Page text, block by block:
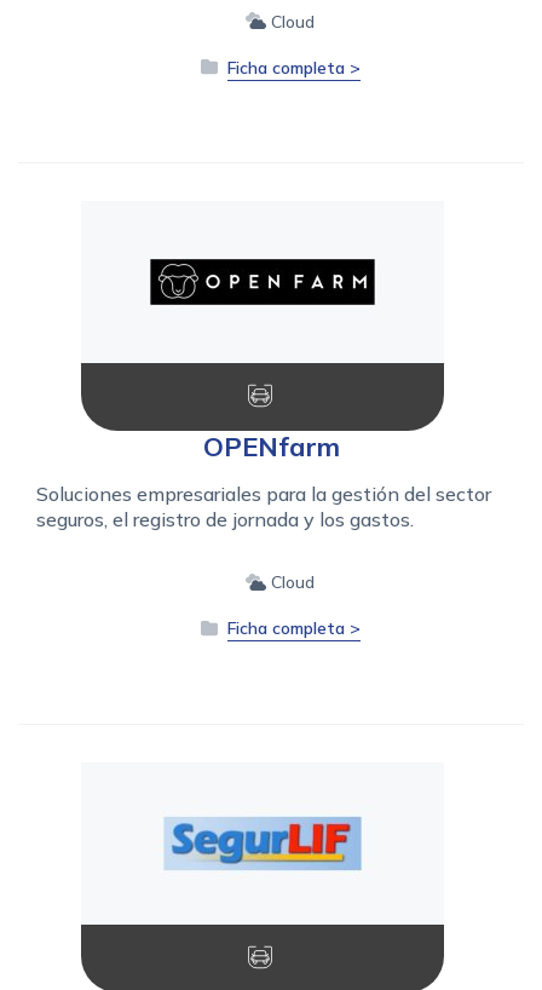
Cloud
Ficha completa >
OPENfarm
Soluciones empresariales para la gestión del sector
seguros, el registro de jornada y los gastos.
Cloud
Ficha completa >